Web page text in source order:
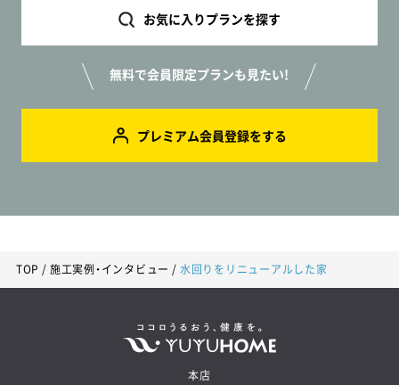
TOP 施工実例・インタビュー 水回りをリニューアルした家
お気に入りプランを探す
無料で会員限定プランも見たい!
プレミアム会員登録をする
3歩で洗濯から収納まで！和室を中心にぐるっと回れる家事ラクな平屋の家
本店